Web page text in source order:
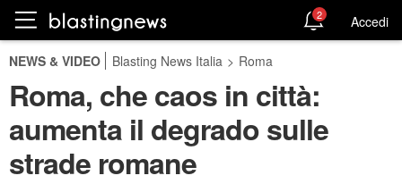
2 Accedi
NEWS & VIDEO Blasting News Italia > Roma
Roma, che caos in città:
aumenta il degrado sulle
strade romane